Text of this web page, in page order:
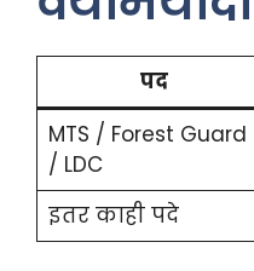
पद
MTS / Forest Guard
/ LDC
इतर काही पदे